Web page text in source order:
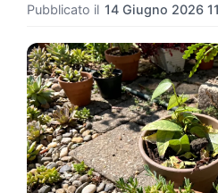
Pubblicato il 14 Giugno 2026